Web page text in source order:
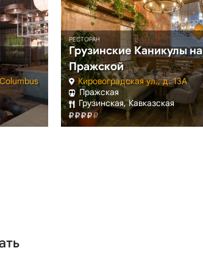
РЕСТОРАН
Грузинские Каникулы на
Пражской
Кировоградская ул., д. 13А
Пражская
Грузинская, Кавказская
академика Янгеля
Южная